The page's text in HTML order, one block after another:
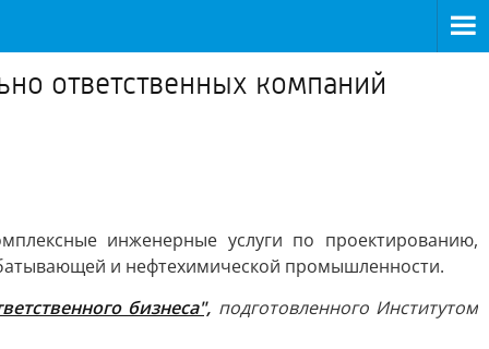
ответственных компаний
инженерные услуги по проектированию,
и нефтехимической промышленности.
бизнеса", подготовленного Институтом